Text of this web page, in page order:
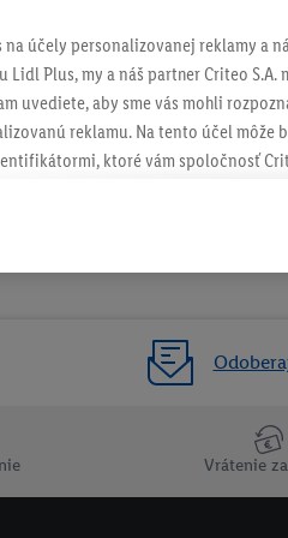
Vrátenie
účely personalizovanej reklamy a
Lidl Plus, my a náš partner Criteo
uvediete, aby sme vás mohli
reklamu. Na tento účel môže
ktoré vám spoločnosť
nie jeho zakúpením), sa môžu
možno priradiť niekoľko koncových
e-mailovej adresy a
" môžete povoliť iba
práve kedykoľvek odvolať
.